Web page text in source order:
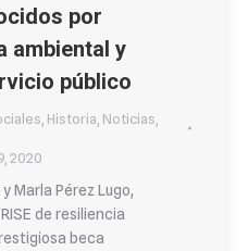
por
ambiental y
público
Historia Noticias
2020
Marla Pérez Lugo,
de resiliencia
beca